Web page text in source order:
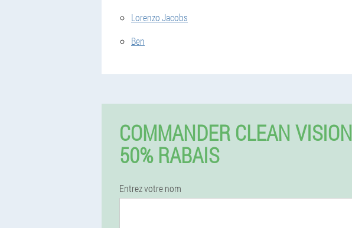
Lorenzo Jacobs
Ben
COMMANDER CLEAN VISION
50% RABAIS
Entrez votre nom